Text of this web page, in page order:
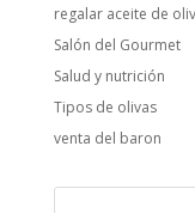
regalar aceite de
Salón del Gourmet
Salud y nutrición
Tipos de olivas
venta del baron